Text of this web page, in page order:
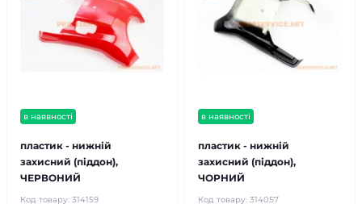
в наявності
пластик - нижній
захисний (піддон),
ЧЕРВОНИЙ
Код товару: 314159
в наявності
пластик - нижній
захисний (піддон),
ЧОРНИЙ
Код товару: 314057